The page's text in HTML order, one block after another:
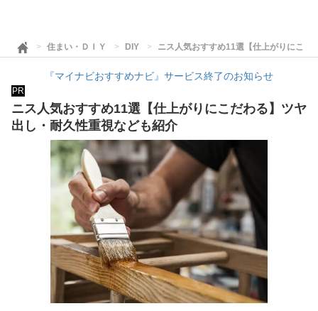
住まい・ＤＩＹ DIY ニス人気おすすめ11選【仕上がりにこだ
『マイナビおすすめナビ』サービス終了のお知らせ
PR
ニス人気おすすめ11選【仕上がりにこだわる】ツヤ
出し・耐久性重視なども紹介